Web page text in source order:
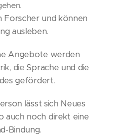
Forscher und können
ausleben.
Angebote werden
die Sprache und die
gefördert.
lässt sich Neues
auch noch direkt eine
Bindung.